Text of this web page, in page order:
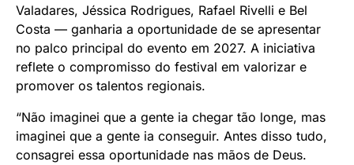
Valadares, Jéssica Rodrigues, Rafael Rivelli e Bel
Costa — ganharia a oportunidade de se apresentar
no palco principal do evento em 2027. A iniciativa
reflete o compromisso do festival em valorizar e
promover os talentos regionais.
“Não imaginei que a gente ia chegar tão longe, mas
imaginei que a gente ia conseguir. Antes disso tudo,
consagrei essa oportunidade nas mãos de Deus.